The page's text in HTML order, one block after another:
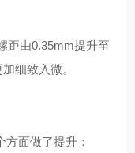
距由0.35mm提升至
细致入微。
方面做了提升：